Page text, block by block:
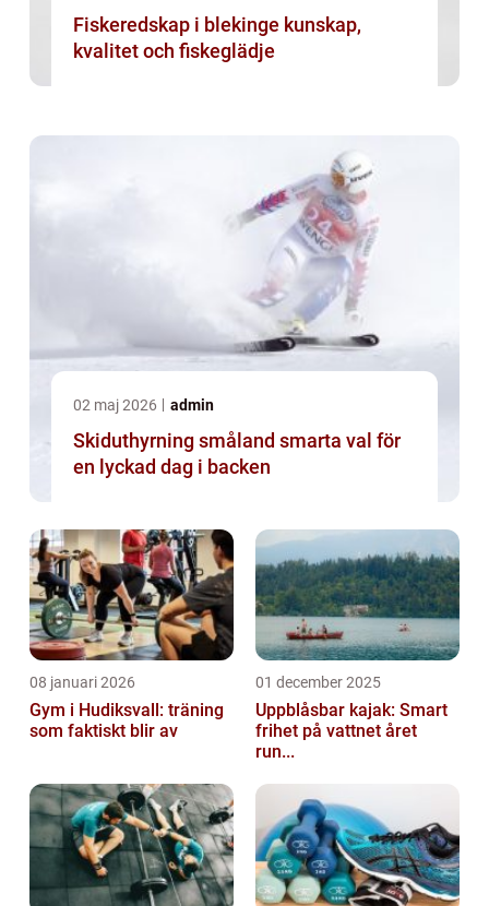
Fiskeredskap i blekinge kunskap,
kvalitet och fiskeglädje
02 maj 2026 admin
Skiduthyrning småland smarta val för
en lyckad dag i backen
08 januari 2026
Gym i Hudiksvall: träning
som faktiskt blir av
01 december 2025
Uppblåsbar kajak: Smart
frihet på vattnet året
run...